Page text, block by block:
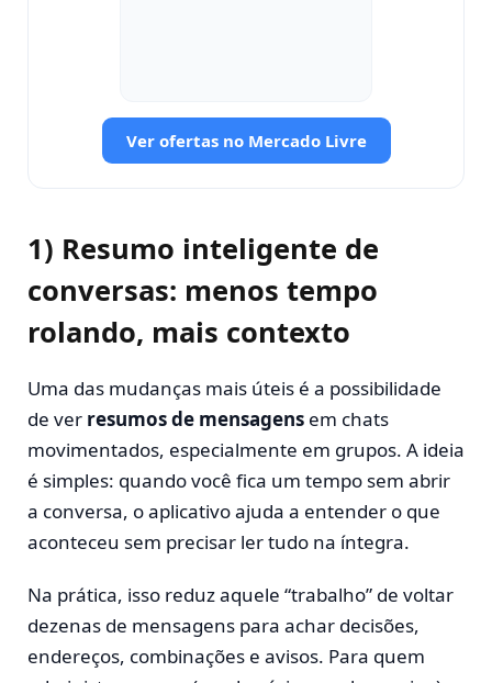
Ver ofertas no Mercado Livre
1) Resumo inteligente de
conversas: menos tempo
rolando, mais contexto
Uma das mudanças mais úteis é a possibilidade
de ver resumos de mensagens em chats
movimentados, especialmente em grupos. A ideia
é simples: quando você fica um tempo sem abrir
a conversa, o aplicativo ajuda a entender o que
aconteceu sem precisar ler tudo na íntegra.
Na prática, isso reduz aquele “trabalho” de voltar
dezenas de mensagens para achar decisões,
endereços, combinações e avisos. Para quem